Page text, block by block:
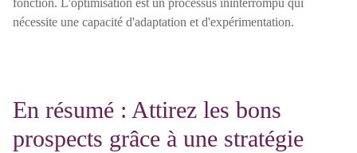
fonction. L'optimisation est un processus ininterrompu qui
nécessite une capacité d'adaptation et d'expérimentation.
En résumé : Attirez les bons
prospects grâce à une stratégie